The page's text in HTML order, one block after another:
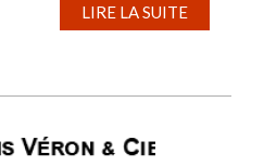
LIRE LA SUITE